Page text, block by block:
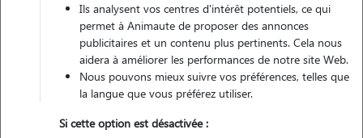
Contacter
L'envoi d'une demande est sans engagement
Ils analysent vos centres d'intérêt potentiels, ce qui
permet à Animaute de proposer des annonces
publicitaires et un contenu plus pertinents. Cela nous
aidera à améliorer les performances de notre site Web.
Nous pouvons mieux suivre vos préférences, telles que
la langue que vous préférez utiliser.
Si cette option est désactivée :